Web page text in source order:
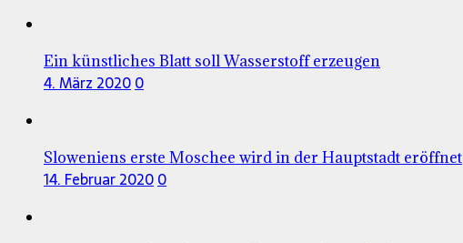
Ein künstliches Blatt soll Wasserstoff erzeugen
4. März 20200
Sloweniens erste Moschee wird in der Hauptstadt eröffnet
14. Februar 20200